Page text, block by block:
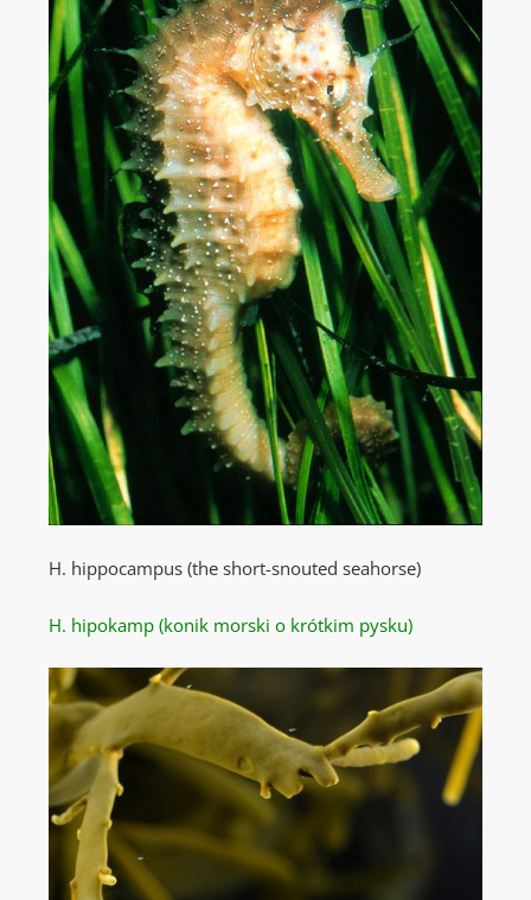
H. hippocampus (the short-snouted seahorse)
H. hipokamp (konik morski o krótkim pysku)